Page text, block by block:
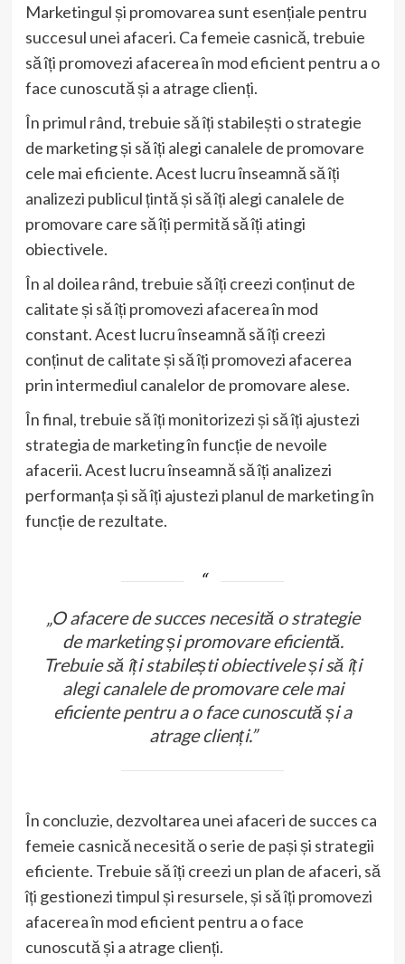
Marketingul și promovarea sunt esențiale pentru
succesul unei afaceri. Ca femeie casnică, trebuie
să îți promovezi afacerea în mod eficient pentru a o
face cunoscută și a atrage clienți.
În primul rând, trebuie să îți stabilești o strategie
de marketing și să îți alegi canalele de promovare
cele mai eficiente. Acest lucru înseamnă să îți
analizezi publicul țintă și să îți alegi canalele de
promovare care să îți permită să îți atingi
obiectivele.
În al doilea rând, trebuie să îți creezi conținut de
calitate și să îți promovezi afacerea în mod
constant. Acest lucru înseamnă să îți creezi
conținut de calitate și să îți promovezi afacerea
prin intermediul canalelor de promovare alese.
În final, trebuie să îți monitorizezi și să îți ajustezi
strategia de marketing în funcție de nevoile
afacerii. Acest lucru înseamnă să îți analizezi
performanța și să îți ajustezi planul de marketing în
funcție de rezultate.
„O afacere de succes necesită o strategie
de marketing și promovare eficientă.
Trebuie să îți stabilești obiectivele și să îți
alegi canalele de promovare cele mai
eficiente pentru a o face cunoscută și a
atrage clienți.”
În concluzie, dezvoltarea unei afaceri de succes ca
femeie casnică necesită o serie de pași și strategii
eficiente. Trebuie să îți creezi un plan de afaceri, să
îți gestionezi timpul și resursele, și să îți promovezi
afacerea în mod eficient pentru a o face
cunoscută și a atrage clienți.